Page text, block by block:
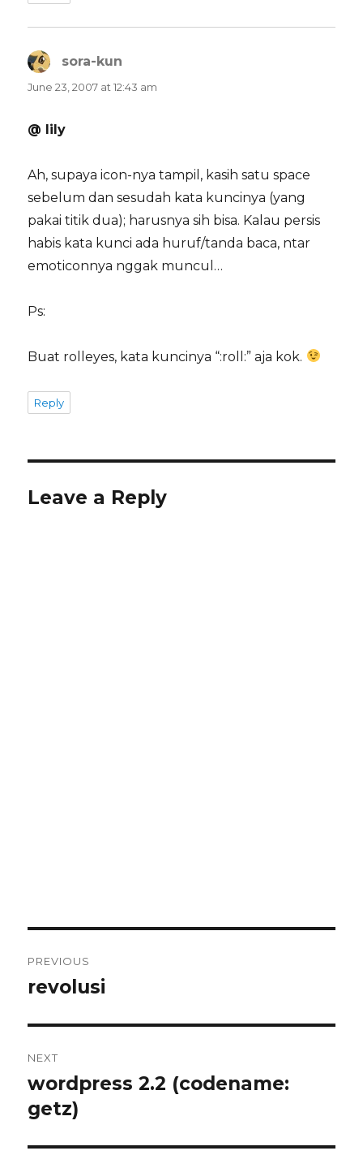
sora-kun
June 23, 2007 at 12:43 am
@ lily
Ah, supaya icon-nya tampil, kasih satu space
sebelum dan sesudah kata kuncinya (yang
pakai titik dua); harusnya sih bisa. Kalau persis
habis kata kunci ada huruf/tanda baca, ntar
emoticonnya nggak muncul…
Ps:
Buat rolleyes, kata kuncinya “:roll:” aja kok.
Reply
Leave a Reply
navigation
PREVIOUS
Previous
revolusi
NEXT
Next
post:
wordpress 2.2 (codename:
getz)